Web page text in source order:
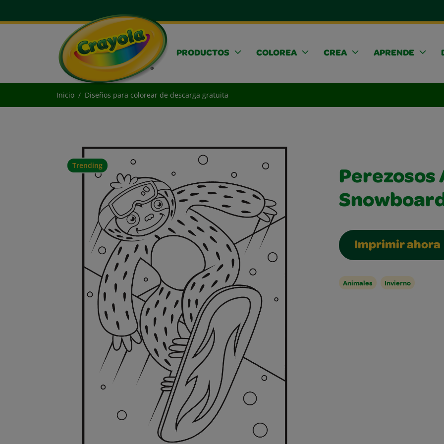
PRODUCTOS COLOREA CREA APRENDE
Inicio Diseños para colorear de descarga gratuita
Trending
Perezosos
Imprimir ahora
Animales Invierno